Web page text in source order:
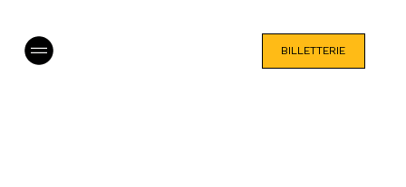
BILLETTERIE